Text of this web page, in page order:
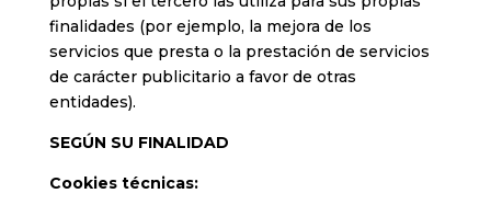
finalidades (por ejemplo, la mejora de los
servicios que presta o la prestación de servicios
de carácter publicitario a favor de otras
entidades).
SEGÚN SU FINALIDAD
Cookies técnicas: